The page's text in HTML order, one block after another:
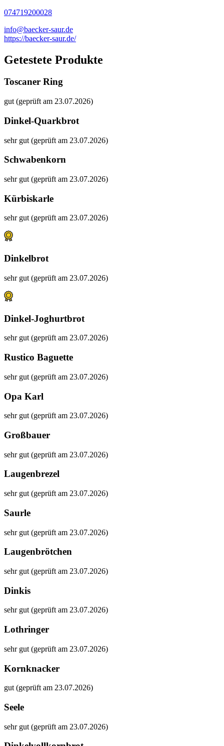
074719200028
info@baecker-saur.de
https://baecker-saur.de/
Getestete Produkte
Toscaner Ring
gut (geprüft am 23.07.2026)
Dinkel-Quarkbrot
sehr gut (geprüft am 23.07.2026)
Schwabenkorn
sehr gut (geprüft am 23.07.2026)
Kürbiskarle
sehr gut (geprüft am 23.07.2026)
Dinkelbrot
sehr gut (geprüft am 23.07.2026)
Dinkel-Joghurtbrot
sehr gut (geprüft am 23.07.2026)
Rustico Baguette
sehr gut (geprüft am 23.07.2026)
Opa Karl
sehr gut (geprüft am 23.07.2026)
Großbauer
sehr gut (geprüft am 23.07.2026)
Laugenbrezel
sehr gut (geprüft am 23.07.2026)
Saurle
sehr gut (geprüft am 23.07.2026)
Laugenbrötchen
sehr gut (geprüft am 23.07.2026)
Dinkis
sehr gut (geprüft am 23.07.2026)
Lothringer
sehr gut (geprüft am 23.07.2026)
Kornknacker
gut (geprüft am 23.07.2026)
Seele
sehr gut (geprüft am 23.07.2026)